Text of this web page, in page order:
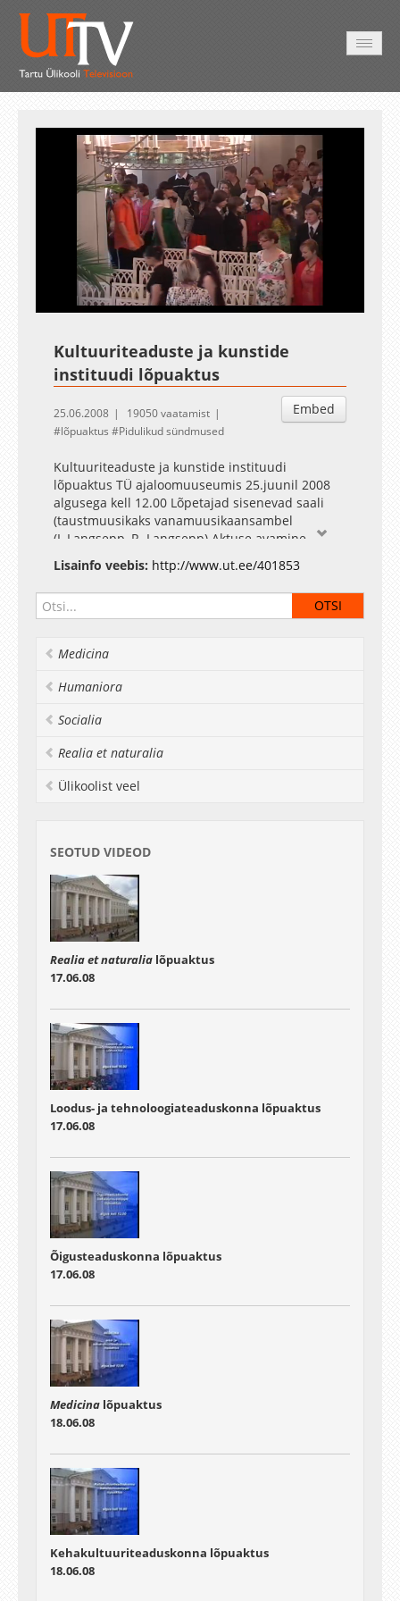
Unmute Loaded:
82.15%
Esituskiirused
Auto
Kultuuriteaduste ja kunstide
instituudi lõpuaktus
Embed
25.06.2008
19050 vaatamist
lõpuaktus
Pidulikud sündmused
Kultuuriteaduste ja kunstide instituudi
lõpuaktus TÜ ajaloomuuseumis 25.juunil 2008
algusega kell 12.00 Lõpetajad sisenevad saali
(taustmuusikaks vanamuusikaansambel
(L.Langsepp, R. Langsepp) Aktuse avamine
Prodekaan dotsent Anneli Saro Eesti Vabariigi
hümn Dekaani kõne FL dekaan professor Valter
Lang Tervitussõnad instituudi juhatajalt KU
juhataja prof Tiina Kirss Aktusekõne Professor
vanamuusikaansamblilt Diplomite kätteandmine
Muusikaline vahepala vanamuusikaansamblilt
Tänukõne lõpetajate esindajalt Gaudeamus
Lõpetajad väljuvad
Lisainfo veebis: http://www.ut.ee/401853
Medicina
Humaniora
Socialia
Realia et naturalia
Ülikoolist veel
SEOTUD VIDEOD
Realia et naturalia lõpuaktus
17.06.08
Loodus- ja tehnoloogiateaduskonna lõpuaktus
17.06.08
Õigusteaduskonna lõpuaktus
17.06.08
Medicina lõpuaktus
18.06.08
Kehakultuuriteaduskonna lõpuaktus
18.06.08